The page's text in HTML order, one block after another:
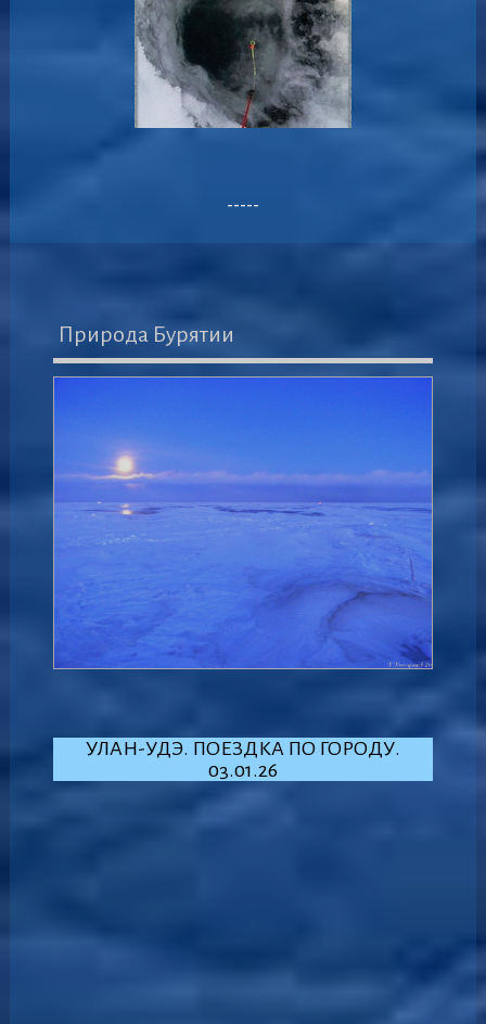
-----
Природа Бурятии
УЛАН-УДЭ. ПОЕЗДКА ПО ГОРОДУ.
03.01.26